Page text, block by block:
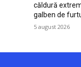
căldură
galben de
5 august 2026